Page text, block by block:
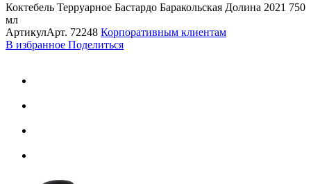
Коктебель Терруарное Бастардо Баракольская Долина 2021 750
мл
АртикулАрт. 72248 Корпоративным клиентам
В избранное Поделиться